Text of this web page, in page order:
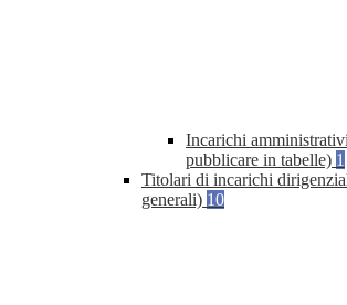
Incarichi
pubblicare in tabelle) 1
Titolari di incarichi
generali) 10